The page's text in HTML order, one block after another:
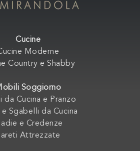
Cucine
Moderne
Country e Shabby
Soggiorno
da Cucina e Pranzo
e Sgabelli da Cucina
e Credenze
Attrezzate